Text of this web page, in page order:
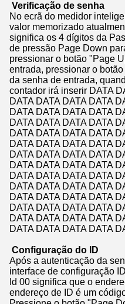
Verificação de senha
No ecrã do medidor
valor memorizado
significa os 4 dígitos da
de pressão Page Down
pressionar o botão "Page
entrada, pressionar o
da senha de entrada,
contador irá inserir DATA
DATA DATA DATA DATA
DATA DATA DATA DATA
DATA DATA DATA DATA
DATA DATA DATA DATA
DATA DATA DATA DATA
DATA DATA DATA DATA
DATA DATA DATA DATA
DATA DATA DATA DATA
DATA DATA DATA DATA
DATA DATA DATA DATA
DATA DATA DATA DATA
DATA DATA DATA DATA
DATA DATA DATA DATA
Configuração do ID
Após a autenticação da
interface de configuração
Id 00 significa que o
endereço de ID é um